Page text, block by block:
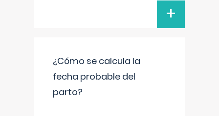
+
¿Cómo se calcula la
fecha probable del
parto?